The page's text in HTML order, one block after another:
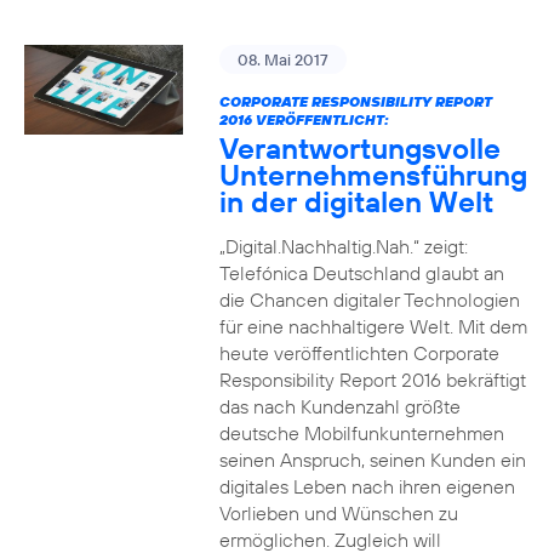
08. Mai 2017
CORPORATE RESPONSIBILITY REPORT
2016 VERÖFFENTLICHT:
Verantwortungsvolle
Unternehmensführung
in der digitalen Welt
„Digital.Nachhaltig.Nah.“ zeigt:
Telefónica Deutschland glaubt an
die Chancen digitaler Technologien
für eine nachhaltigere Welt. Mit dem
heute veröffentlichten Corporate
Responsibility Report 2016 bekräftigt
das nach Kundenzahl größte
deutsche Mobilfunkunternehmen
seinen Anspruch, seinen Kunden ein
digitales Leben nach ihren eigenen
Vorlieben und Wünschen zu
ermöglichen. Zugleich will